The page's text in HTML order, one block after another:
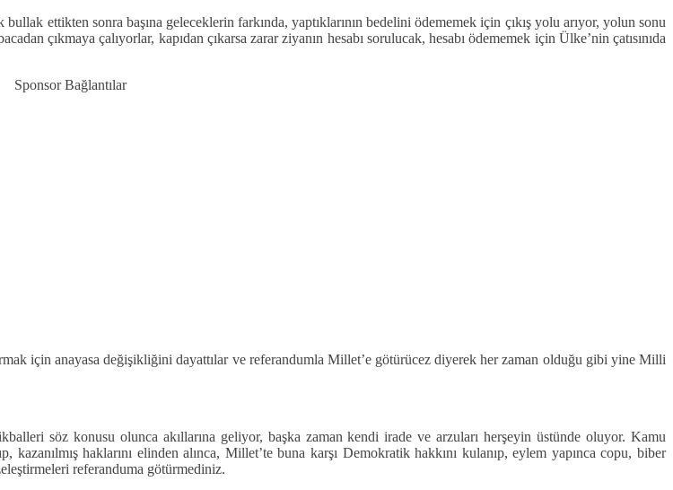
ettikten sonra başına geleceklerin farkında, yaptıklarının bedelini ödememek için çıkış yolu arıyor, yolun sonu
çıkmaya çalıyorlar, kapıdan çıkarsa zarar ziyanın hesabı sorulucak, hesabı ödememek için Ülke’nin çatısınıda
Sponsor Bağlantılar
için anayasa değişikliğini dayattılar ve referandumla Millet’e götürücez diyerek her zaman olduğu gibi yine Milli
söz konusu olunca akıllarına geliyor, başka zaman kendi irade ve arzuları herşeyin üstünde oluyor. Kamu
kazanılmış haklarını elinden alınca, Millet’te buna karşı Demokratik hakkını kulanıp, eylem yapınca copu, biber
referanduma götürmediniz.